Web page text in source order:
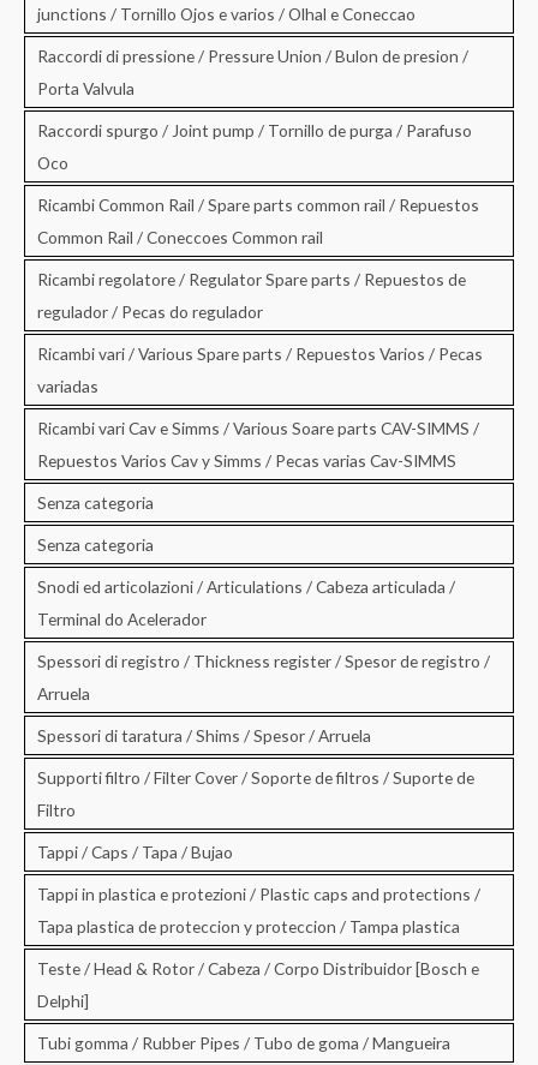
junctions / Tornillo Ojos e varios / Olhal e Coneccao
Raccordi di pressione / Pressure Union / Bulon de presion /
Porta Valvula
Raccordi spurgo / Joint pump / Tornillo de purga / Parafuso
Oco
Ricambi Common Rail / Spare parts common rail / Repuestos
Common Rail / Coneccoes Common rail
Ricambi regolatore / Regulator Spare parts / Repuestos de
regulador / Pecas do regulador
Ricambi vari / Various Spare parts / Repuestos Varios / Pecas
variadas
Ricambi vari Cav e Simms / Various Soare parts CAV-SIMMS /
Repuestos Varios Cav y Simms / Pecas varias Cav-SIMMS
Senza categoria
Senza categoria
Snodi ed articolazioni / Articulations / Cabeza articulada /
Terminal do Acelerador
Spessori di registro / Thickness register / Spesor de registro /
Arruela
Spessori di taratura / Shims / Spesor / Arruela
Supporti filtro / Filter Cover / Soporte de filtros / Suporte de
Filtro
Tappi / Caps / Tapa / Bujao
Tappi in plastica e protezioni / Plastic caps and protections /
Tapa plastica de proteccion y proteccion / Tampa plastica
Teste / Head & Rotor / Cabeza / Corpo Distribuidor [Bosch e
Delphi]
Tubi gomma / Rubber Pipes / Tubo de goma / Mangueira